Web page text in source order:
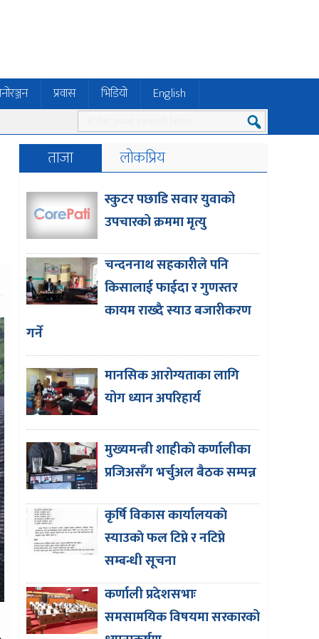
प्रवास भिडियो English
ताजा लोकप्रिय
स्कुटर पछाडि सवार युवाको
उपचारको क्रममा मृत्यु
चन्दननाथ सहकारीले पनि
किसालाई फाईदा र गुणस्तर
कायम राख्दै स्याउ बजारीकरण
गर्ने
मानसिक आरोग्यताका लागि
योग ध्यान अपरिहार्य
मुख्यमन्त्री शाहीकाे कर्णालीका
प्रजिअसँग भर्चुअल बैठक सम्पन्न
कृर्षि विकास कार्यालयकाे
स्याउकाे फल टिप्ने र नटिप्ने
सम्बन्धी सूचना
कर्णाली प्रदेशसभाः
समसामयिक विषयमा सरकारको